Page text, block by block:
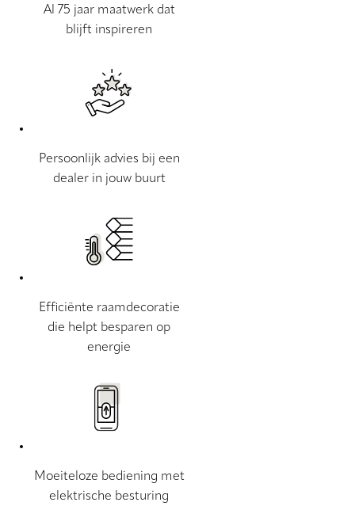
Al 75 jaar maatwerk dat
blijft inspireren
Persoonlijk advies bij een
dealer in jouw buurt
Efficiënte raamdecoratie
die helpt besparen op
energie
Moeiteloze bediening met
elektrische besturing